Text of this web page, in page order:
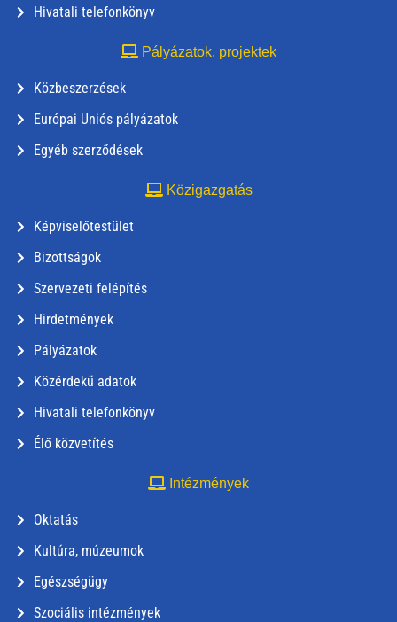
Hivatali telefonkönyv
Pályázatok, projektek
Közbeszerzések
Európai Uniós pályázatok
Egyéb szerződések
Közigazgatás
Képviselőtestület
Bizottságok
Szervezeti felépítés
Hirdetmények
Pályázatok
Közérdekű adatok
Hivatali telefonkönyv
Élő közvetítés
Intézmények
Oktatás
Kultúra, múzeumok
Egészségügy
Szociális intézmények